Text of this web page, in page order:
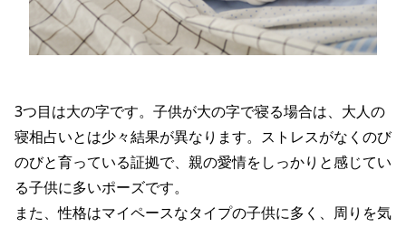
3つ目は大の字です。子供が大の字で寝る場合は、大人の
寝相占いとは少々結果が異なります。ストレスがなくのび
のびと育っている証拠で、親の愛情をしっかりと感じてい
る子供に多いポーズです。
また、性格はマイペースなタイプの子供に多く、周りを気